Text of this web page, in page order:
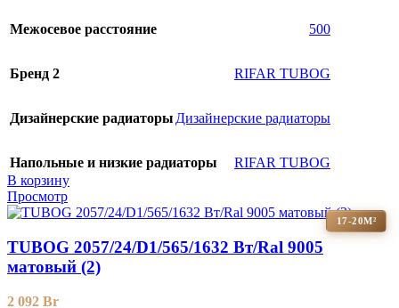
Межосевое расстояние 500
Бренд 2 RIFAR TUBOG
Дизайнерские радиаторы Дизайнерские радиаторы
Напольные и низкие радиаторы
RIFAR TUBOG
В корзину
Просмотр
17-20М²
TUBOG 2057/24/D1/565/1632 Вт/Ral 9005
матовый (2)
2 092 Br